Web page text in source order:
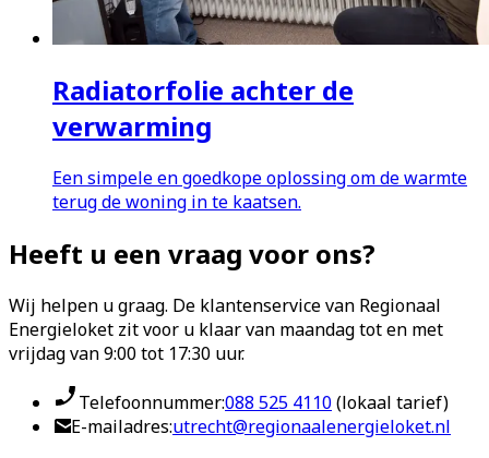
Radiatorfolie achter de
verwarming
Een simpele en goedkope oplossing om de warmte
terug de woning in te kaatsen.
Heeft u een vraag voor ons?
Wij helpen u graag. De klantenservice van Regionaal
Energieloket zit voor u klaar van maandag tot en met
vrijdag van 9:00 tot 17:30 uur.
Telefoonnummer:088 525 4110(lokaal tarief)
E-mailadres:utrecht@regionaalenergieloket.nl